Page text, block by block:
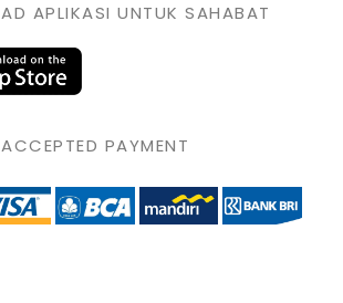
APLIKASI UNTUK SAHABAT
ACCEPTED PAYMENT